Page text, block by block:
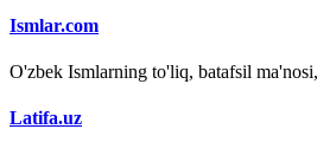
Ismlar.com
O'zbek Ismlarning to'liq, batafsil
Latifa.uz